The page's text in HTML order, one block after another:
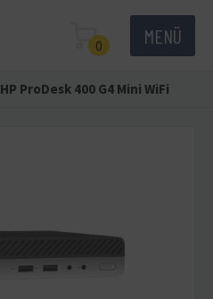
0 MENÜ
HP ProDesk 400 G4 Mini WiFi